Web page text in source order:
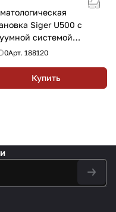
Siger U500 с
системой
0Арт. 188120
Купить